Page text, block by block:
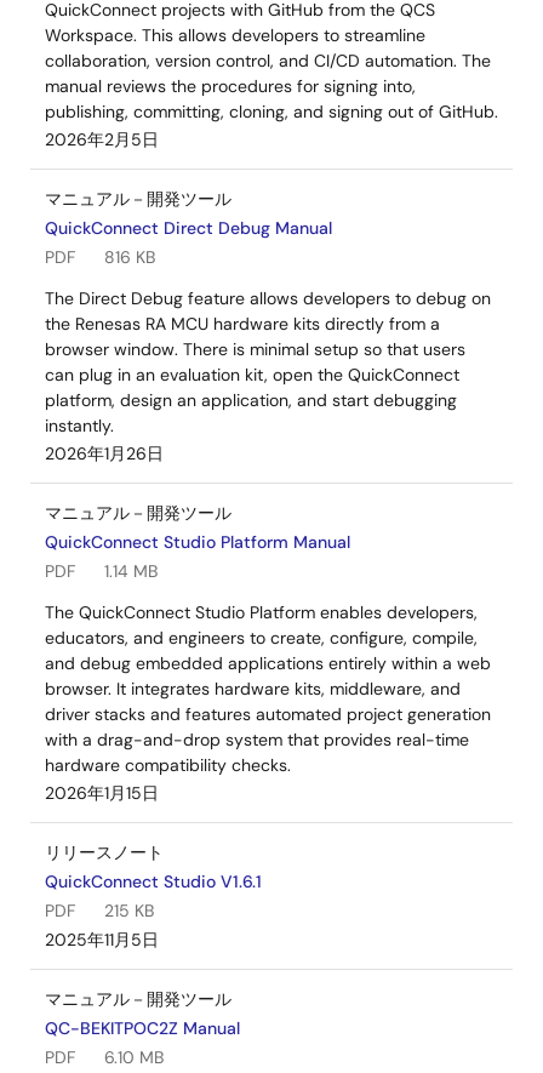
QuickConnect projects with GitHub from the QCS
Workspace. This allows developers to streamline
collaboration, version control, and CI/CD automation. The
manual reviews the procedures for signing into,
publishing, committing, cloning, and signing out of GitHub.
2026年2月5日
マニュアル－開発ツール
QuickConnect Direct Debug Manual
PDF
816 KB
The Direct Debug feature allows developers to debug on
the Renesas RA MCU hardware kits directly from a
browser window. There is minimal setup so that users
can plug in an evaluation kit, open the QuickConnect
platform, design an application, and start debugging
instantly.
2026年1月26日
マニュアル－開発ツール
QuickConnect Studio Platform Manual
PDF
1.14 MB
The QuickConnect Studio Platform enables developers,
educators, and engineers to create, configure, compile,
and debug embedded applications entirely within a web
browser. It integrates hardware kits, middleware, and
driver stacks and features automated project generation
with a drag-and-drop system that provides real-time
hardware compatibility checks.
2026年1月15日
リリースノート
QuickConnect Studio V1.6.1
PDF
215 KB
2025年11月5日
マニュアル－開発ツール
QC-BEKITPOC2Z Manual
PDF
6.10 MB